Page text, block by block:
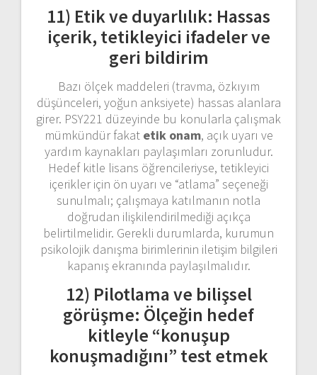
11) Etik ve duyarlılık: Hassas
içerik, tetikleyici ifadeler ve
geri bildirim
Bazı ölçek maddeleri (travma, özkıyım
düşünceleri, yoğun anksiyete) hassas alanlara
girer. PSY221 düzeyinde bu konularla çalışmak
mümkündür fakat etik onam, açık uyarı ve
yardım kaynakları paylaşımları zorunludur.
Hedef kitle lisans öğrencileriyse, tetikleyici
içerikler için ön uyarı ve “atlama” seçeneği
sunulmalı; çalışmaya katılmanın notla
doğrudan ilişkilendirilmediği açıkça
belirtilmelidir. Gerekli durumlarda, kurumun
psikolojik danışma birimlerinin iletişim bilgileri
kapanış ekranında paylaşılmalıdır.
12) Pilotlama ve bilişsel
görüşme: Ölçeğin hedef
kitleyle “konuşup
konuşmadığını” test etmek